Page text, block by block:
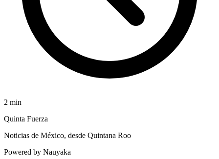
2 min
Quinta Fuerza
Noticias de México, desde Quintana Roo
Powered by Nauyaka